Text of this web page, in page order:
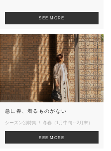
SEE MORE
急に春、着るものがない
シーズン別特集 冬春（1月中旬～2月末）
SEE MORE